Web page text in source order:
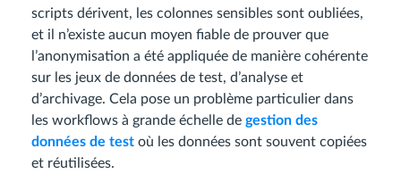
scripts dérivent, les colonnes sensibles sont oubliées,
et il n’existe aucun moyen fiable de prouver que
l’anonymisation a été appliquée de manière cohérente
sur les jeux de données de test, d’analyse et
d’archivage. Cela pose un problème particulier dans
les workflows à grande échelle de gestion des
données de test où les données sont souvent copiées
et réutilisées.